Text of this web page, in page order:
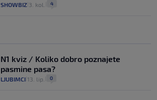
SHOWBIZ 3. kol. 4
N1 kviz / Koliko dobro poznajete
pasmine pasa?
LJUBIMCI 13. lip. 0